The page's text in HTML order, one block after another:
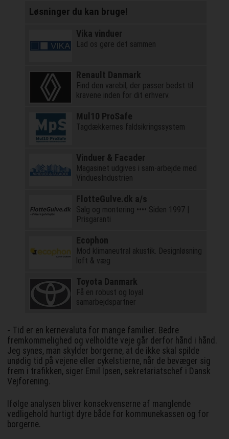
Løsninger du kan bruge!
Vika vinduer
Lad os gøre det sammen
Renault Danmark
Find den varebil, der passer bedst til
kravene inden for dit erhverv.
Mul10 ProSafe
Tagdækkernes faldsikringssystem
Vinduer & Facader
Magasinet udgives i sam-arbejde med
VinduesIndustrien
FlotteGulve.dk a/s
Salg og montering •••• Siden 1997 |
Prisgaranti
Ecophon
Mod klimaneutral akustik. Designløsning
loft & væg
Toyota Danmark
Få en robust og loyal
samarbejdspartner
- Tid er en kernevaluta for mange familier. Bedre
fremkommelighed og velholdte veje går derfor hånd i hånd.
Jeg synes, man skylder borgerne, at de ikke skal spilde
unødig tid på vejene eller cykelstierne, når de bevæger sig
frem i trafikken, siger Emil Ipsen, sekretariatschef i Dansk
Vejforening.
Ifølge analysen bliver konsekvenserne af manglende
vedligehold hurtigt dyre både for kommunekassen og for
borgerne.